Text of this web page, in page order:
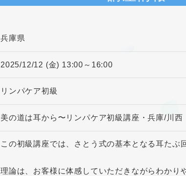
兵庫県
2025/12/12 (金) 13:00～16:00
リンパケア初級
美の道は耳から〜リンパケア初級講座・兵庫/川西
この初級講座では、さとう式の基本となる耳たぶ
理論は、お客様に体感していただきながらわかり